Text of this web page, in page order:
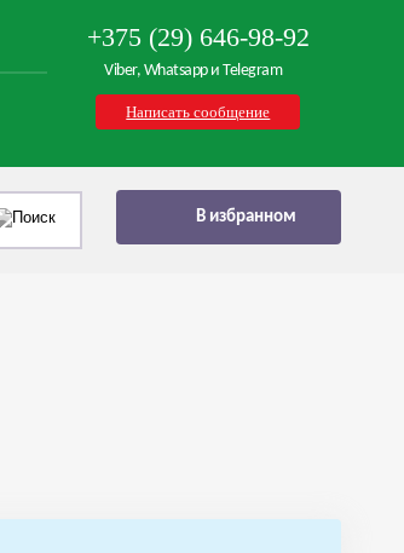
+375 (29) 646-98-92
Viber, Whatsapp и Telegram
Написать сообщение
В избранном